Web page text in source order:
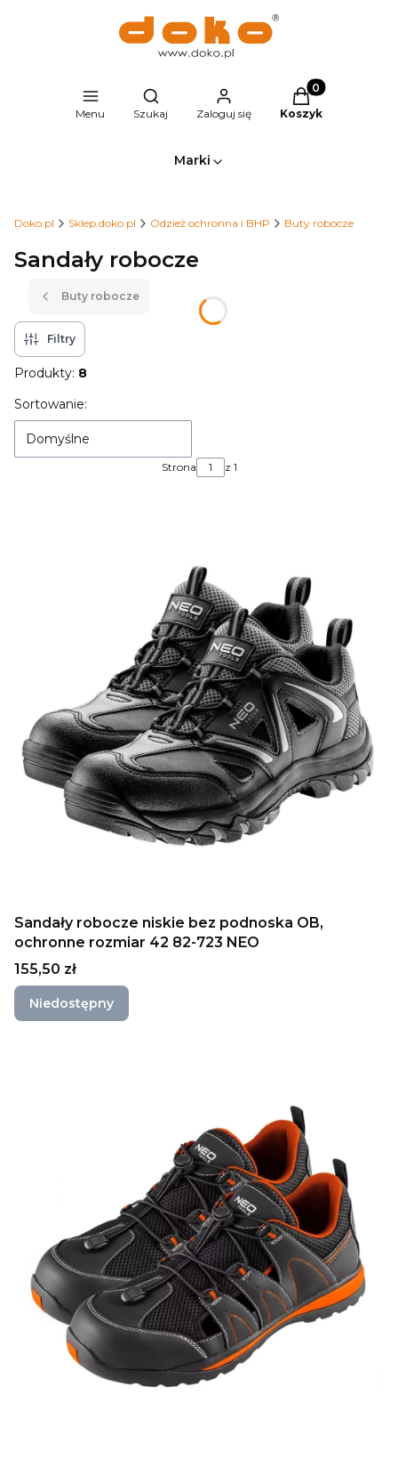
Menu
Otwórz wyszukiwarkę
Szukaj Zaloguj się
Produkty w
Koszyk
Marki
Doko.pl Sklep.doko.pl Odzież ochronna i BHP Buty robocze
Sandały robocze
Buty robocze
Filtry
Produkty: 8
Lista produktów
Sortowanie:
Domyślne
Strona z 1
Sandały robocze niskie bez podnoska OB,
ochronne rozmiar 42 82-723 NEO
Cena
155,50 zł
Niedostępny